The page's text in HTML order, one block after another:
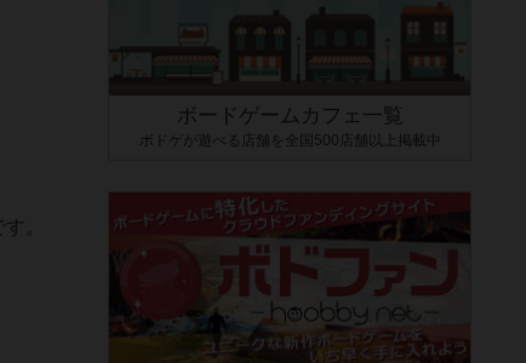
。
ボードゲームカフェ一覧
ボドゲが遊べる店舗を全国500店舗以上掲載中